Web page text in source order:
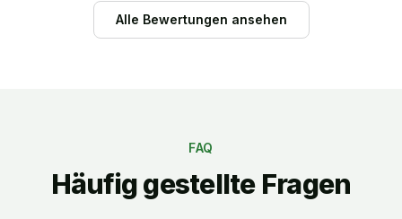
Alle Bewertungen ansehen
FAQ
Häufig gestellte Fragen